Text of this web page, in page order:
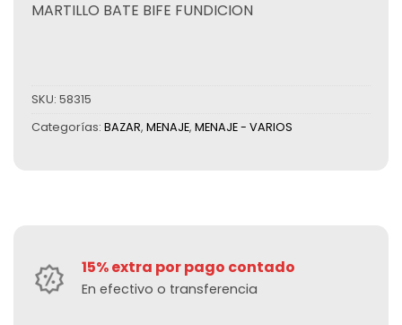
MARTILLO BATE BIFE FUNDICION
SKU: 58315
Categorías: BAZAR, MENAJE, MENAJE - VARIOS
15% extra por pago contado
En efectivo o transferencia